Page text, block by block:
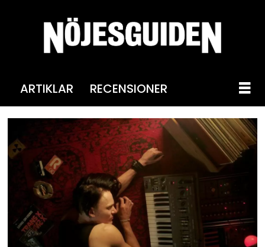
ARTIKLAR RECENSIONER